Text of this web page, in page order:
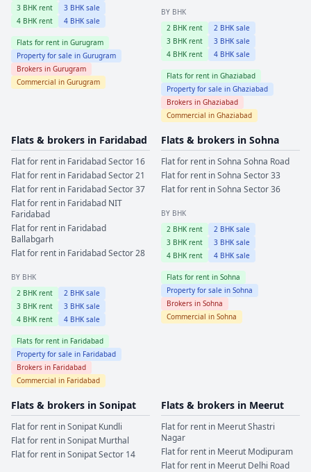
3 BHK rent 3 BHK sale
4 BHK rent 4 BHK sale
Flats for rent in Gurugram
Property for sale in Gurugram
Brokers in Gurugram
Commercial in Gurugram
BY BHK
2 BHK rent 2 BHK sale
3 BHK rent 3 BHK sale
4 BHK rent 4 BHK sale
Flats for rent in Ghaziabad
Property for sale in Ghaziabad
Brokers in Ghaziabad
Commercial in Ghaziabad
Flats & brokers in Faridabad
Flat for rent in FaridabadSector 16
Flat for rent in FaridabadSector 21
Flat for rent in FaridabadSector 37
Flat for rent in Faridabad NIT
Faridabad
Flat for rent in Faridabad
Ballabgarh
Flat for rent in FaridabadSector 28
BY BHK
2 BHK rent 2 BHK sale
3 BHK rent 3 BHK sale
4 BHK rent 4 BHK sale
Flats for rent in Faridabad
Property for sale in Faridabad
Brokers in Faridabad
Commercial in Faridabad
Flats & brokers in Sohna
Flat for rent inSohna Sohna Road
Flat for rent inSohna Sector 33
Flat for rent inSohna Sector 36
BY BHK
2 BHK rent 2 BHK sale
3 BHK rent 3 BHK sale
4 BHK rent 4 BHK sale
Flats for rent in Sohna
Property for sale in Sohna
Brokers in Sohna
Commercial in Sohna
Flats & brokers in Sonipat
Flat for rent inSonipat Kundli
Flat for rent inSonipat Murthal
Flat for rent inSonipatSector 14
Flats & brokers in Meerut
Flat for rent in MeerutShastri
Nagar
Flat for rent in Meerut Modipuram
Flat for rent in Meerut Delhi Road